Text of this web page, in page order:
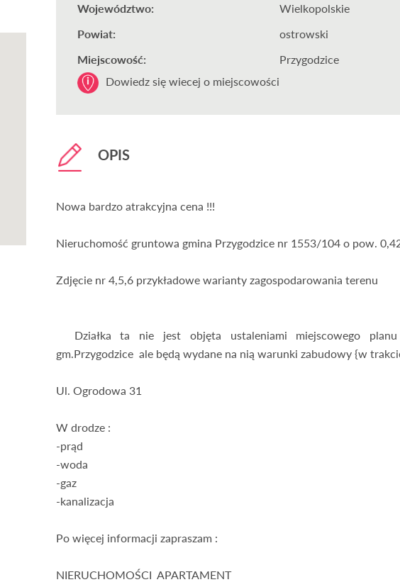
Województwo:
Wielkopolskie
Powiat:
ostrowski
Miejscowość:
Przygodzice
Dowiedz się wiecej o miejscowości
OPIS
Nowa bardzo atrakcyjna cena !!!
Nieruchomość gruntowa gmina Przygodzice nr 1553/104 o pow.
Zdjęcie nr 4,5,6 przykładowe warianty zagospodarowania terenu
Działka ta nie jest objęta ustaleniami miejscowego planu
gm.Przygodzice ale będą wydane na nią warunki zabudowy {w
Ul. Ogrodowa 31
W drodze :
-prąd
-woda
-gaz
-kanalizacja
Po więcej informacji zapraszam :
NIERUCHOMOŚCI APARTAMENT